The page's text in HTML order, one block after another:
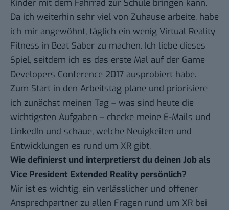
Kinder mit dem Fahrrad zur Schule bringen kann.
Da ich weiterhin sehr viel von Zuhause arbeite, habe
ich mir angewöhnt, täglich ein wenig Virtual Reality
Fitness in Beat Saber zu machen. Ich liebe dieses
Spiel, seitdem ich es das erste Mal auf der Game
Developers Conference 2017 ausprobiert habe.
Zum Start in den Arbeitstag plane und priorisiere
ich zunächst meinen Tag – was sind heute die
wichtigsten Aufgaben – checke meine E-Mails und
LinkedIn und schaue, welche Neuigkeiten und
Entwicklungen es rund um XR gibt.
Wie definierst und interpretierst du deinen Job als
Vice President Extended Reality persönlich?
Mir ist es wichtig, ein verlässlicher und offener
Ansprechpartner zu allen Fragen rund um XR bei